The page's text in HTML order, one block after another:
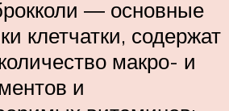
― основные
клетчатки, содержат
макро- и
и